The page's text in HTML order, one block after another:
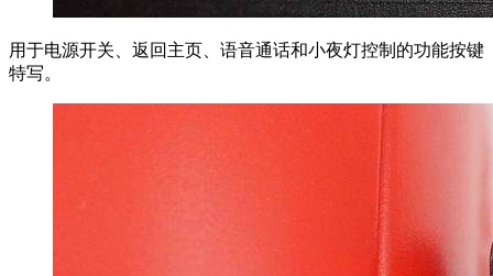
用于电源开关、返回主页、语音通话和小夜灯控制的功能按键
特写。